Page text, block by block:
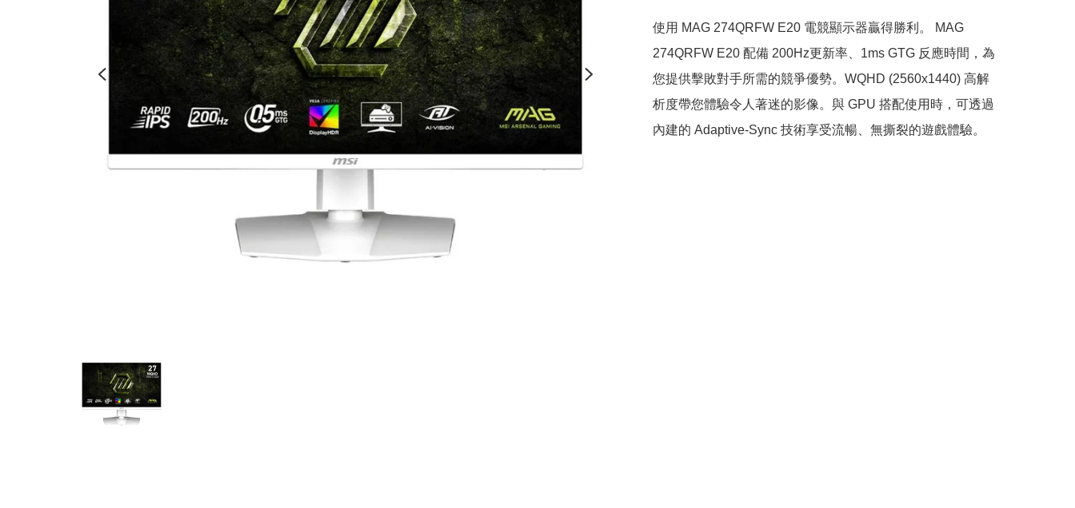
使用 MAG 274QRFW E20 電競顯示器贏得勝利。 MAG
274QRFW E20 配備 200Hz更新率、1ms GTG 反應時間，為
您提供擊敗對手所需的競爭優勢。WQHD (2560x1440) 高解
析度帶您體驗令人著迷的影像。與 GPU 搭配使用時，可透過
內建的 Adaptive-Sync 技術享受流暢、無撕裂的遊戲體驗。